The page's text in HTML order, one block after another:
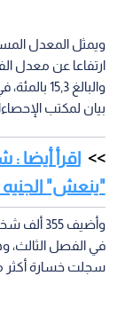
ويمثل المعدل
ارتفاعا عن معدل
والبالغ
بيان لمكتب
اقرأ أيضا
"ينعش" الجنيه
وأضيف
في الفصل الثالث،
سجلت خسارة أكثر